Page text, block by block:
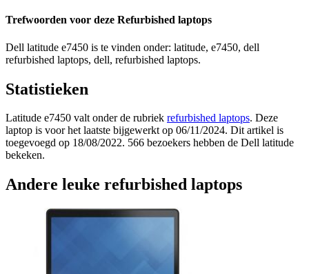
Trefwoorden voor deze Refurbished laptops
Dell latitude e7450 is te vinden onder: latitude, e7450, dell
refurbished laptops, dell, refurbished laptops.
Statistieken
Latitude e7450 valt onder de rubriek refurbished laptops. Deze
laptop is voor het laatste bijgewerkt op 06/11/2024. Dit artikel is
toegevoegd op 18/08/2022. 566 bezoekers hebben de Dell latitude
bekeken.
Andere leuke refurbished laptops